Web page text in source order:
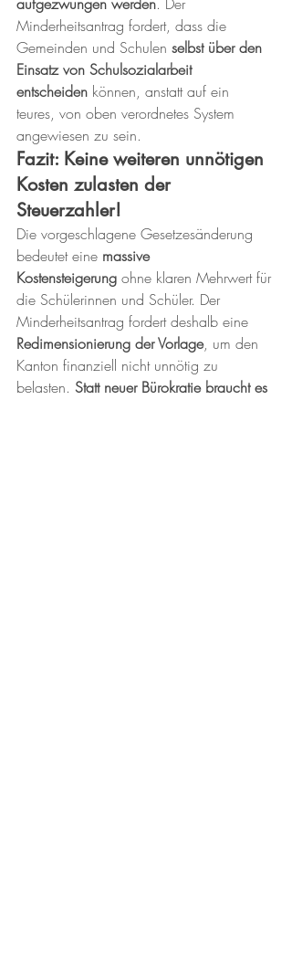
Minderheitsantrag fordert, dass die
Gemeinden und Schulen selbst über den
Einsatz von Schulsozialarbeit
entscheiden können, anstatt auf ein
teures, von oben verordnetes System
angewiesen zu sein.
Fazit: Keine weiteren unnötigen
Kosten zulasten der
Steuerzahler!
Die vorgeschlagene Gesetzesänderung
bedeutet eine massive
Kostensteigerung ohne klaren Mehrwert für
die Schülerinnen und Schüler. Der
Minderheitsantrag fordert deshalb eine
Redimensionierung der Vorlage, um den
Kanton finanziell nicht unnötig zu
belasten. Statt neuer Bürokratie braucht es